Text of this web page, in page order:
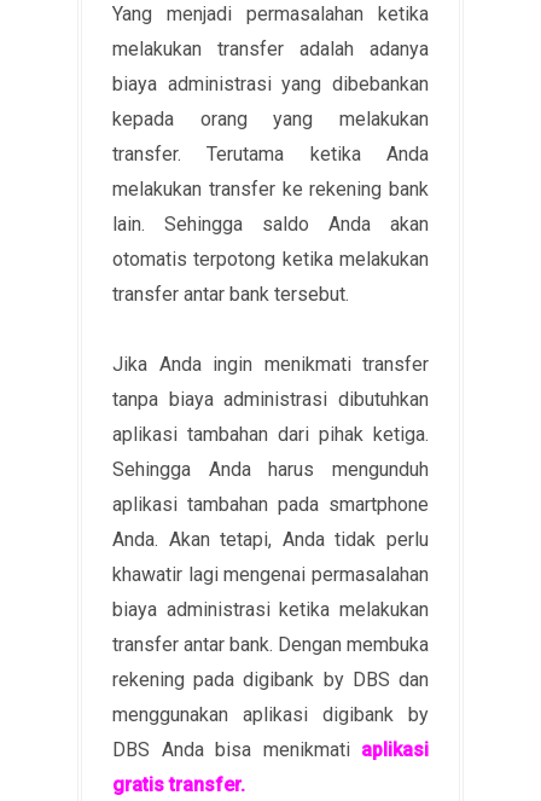
Yang menjadi permasalahan ketika
melakukan transfer adalah adanya
biaya administrasi yang dibebankan
kepada orang yang melakukan
transfer. Terutama ketika Anda
melakukan transfer ke rekening bank
lain. Sehingga saldo Anda akan
otomatis terpotong ketika melakukan
transfer antar bank tersebut.
Jika Anda ingin menikmati transfer
tanpa biaya administrasi dibutuhkan
aplikasi tambahan dari pihak ketiga.
Sehingga Anda harus mengunduh
aplikasi tambahan pada smartphone
Anda. Akan tetapi, Anda tidak perlu
khawatir lagi mengenai permasalahan
biaya administrasi ketika melakukan
transfer antar bank. Dengan membuka
rekening pada digibank by DBS dan
menggunakan aplikasi digibank by
DBS Anda bisa menikmati aplikasi
gratis transfer.